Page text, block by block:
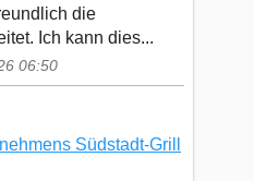
die
Ich kann dies...
06:50
Südstadt-Grill